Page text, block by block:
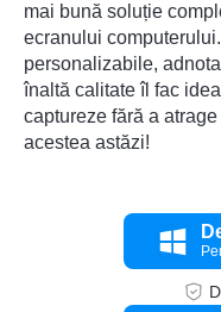
mai bună soluție
ecranului
personalizabile,
înaltă calitate îl fac
captureze fără a
acestea astăzi!